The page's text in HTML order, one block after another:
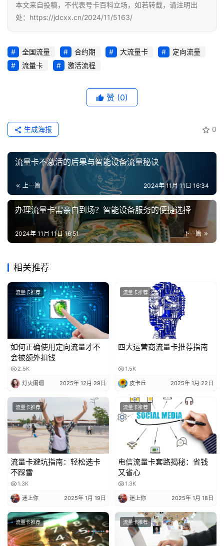
增
值
业
本文来自投稿，不代表号卡百科立场，如若转载，请注明出
处：https://jdcxx.cn/2024/11/5163/
全国流量 合约期 大流量卡
定向流量
流量卡
激活流程
赞 (0)
0
生成海报
流量卡不激活的后果与智能设备流量秘诀
上一篇 2024年 11月 11日 16:34
办理流量卡需亲自到场？智能设备服务的便捷选择
下一篇
2024年 11月 11日 16:51
相关推荐
流量卡推荐
如何正确使用定向流量才不
会被额外扣钱
2.5K
灯火阑珊 2025年 12月 29日
流量卡推荐
四大运营商流量卡推荐指南
1.5K
皮卡丘 2025年 1月 22日
流量卡推荐
流量卡避坑指南：轻松选卡
不踩雷
1.3K
迷上你 2025年 1月 19日
流量卡推荐
电信流量卡套路揭秘：省钱
又省心
1.3K
迷上你 2025年 1月 18日
流量卡推荐 流量卡推荐